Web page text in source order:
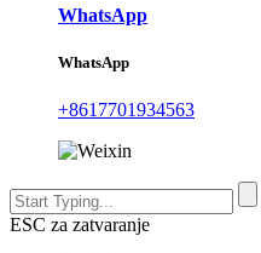
WhatsApp
WhatsApp
+8617701934563
ESC za zatvaranje